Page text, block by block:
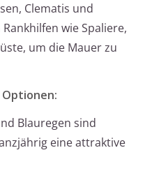
Clematis und
wie Spaliere,
um die Mauer zu
Blauregen sind
eine attraktive